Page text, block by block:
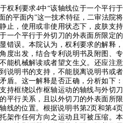
权利要求4中“该轴线位于一个平行于
的平面内”这一技术特征，二审法院将
止，使用或非使用状态下，皮肤支持
一个平行于外切刀的外表面所限定的
错误。本院认为，权利要求的解释，
度出发，结合专利说明书及附图、专
能机械解读或者望文生义。还应注意
说明书的支持，不能脱离说明书或者
盾。这一解释是否正确，分析如下：
持框绕以作枢轴运动的轴线与外切刀
平行关系，且以外切刀的外表面所限
线的位置。根据说明书第2页和第4页
架作任何方向之运动且可被压缩。本